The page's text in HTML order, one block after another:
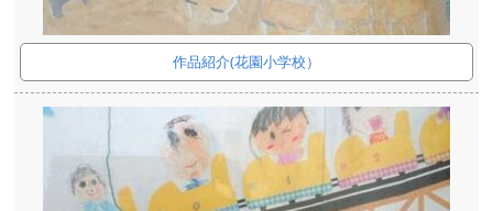
作品紹介(花園小学校）